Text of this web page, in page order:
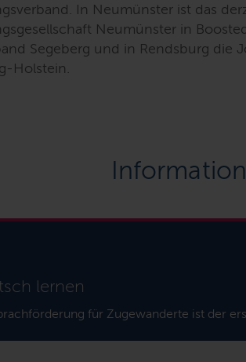
In Neumünster ist das
Neumünster in
Segeberg und in Rendsburg die
Holstein.
lernen
für Zugewanderte ist der